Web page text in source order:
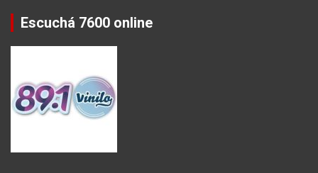
Escuchá 7600 online